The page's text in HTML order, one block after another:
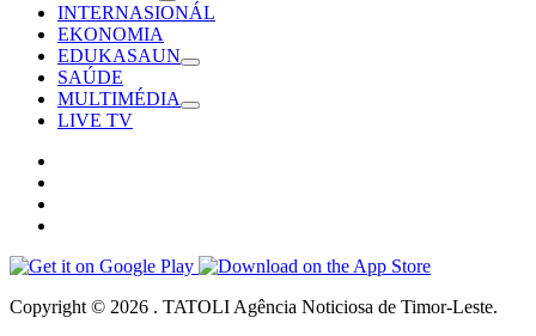
INTERNASIONÁL
EKONOMIA
EDUKASAUN
SAÚDE
MULTIMÉDIA
LIVE TV
Copyright © 2026 . TATOLI Agência Noticiosa de Timor-Leste.